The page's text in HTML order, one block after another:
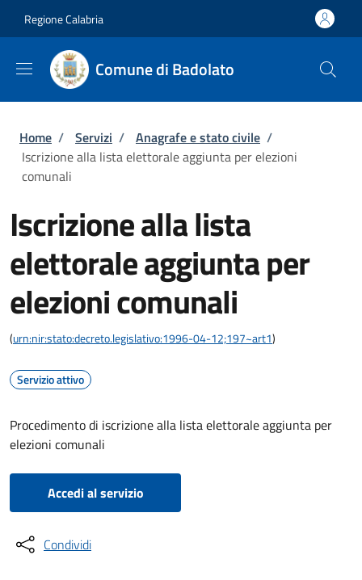
Regione Calabria
Comune di Badolato
Briciole di pane
Home / Servizi / Anagrafe e stato civile /
Iscrizione alla lista elettorale aggiunta per elezioni
comunali
Iscrizione alla lista
elettorale aggiunta per
elezioni comunali
(urn:nir:stato:decreto.legislativo:1996-04-12;197~art1)
Servizio attivo
Procedimento di iscrizione alla lista elettorale aggiunta per
elezioni comunali
Accedi al servizio
Condividi